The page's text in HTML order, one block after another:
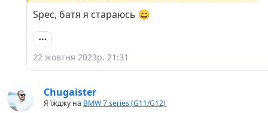
Spec, батя я стараюсь 😄
22 жовтня 2023р. 21:31
Chugaister
Я їжджу на BMW 7 series (G11/G12)